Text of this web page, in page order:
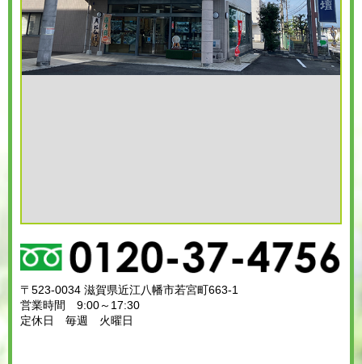
〒523-0034 滋賀県近江八幡市若宮町663-1
営業時間 9:00～17:30
定休日 毎週 火曜日